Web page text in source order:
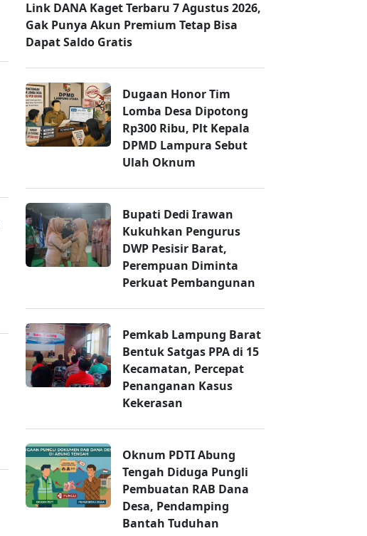
Link DANA Kaget Terbaru 7 Agustus 2026,
Gak Punya Akun Premium Tetap Bisa
Dapat Saldo Gratis
Dugaan Honor Tim
Lomba Desa Dipotong
Rp300 Ribu, Plt Kepala
DPMD Lampura Sebut
Ulah Oknum
Bupati Dedi Irawan
Kukuhkan Pengurus
DWP Pesisir Barat,
Perempuan Diminta
Perkuat Pembangunan
Pemkab Lampung Barat
Bentuk Satgas PPA di 15
Kecamatan, Percepat
Penanganan Kasus
Kekerasan
Oknum PDTI Abung
Tengah Diduga Pungli
Pembuatan RAB Dana
Desa, Pendamping
Bantah Tuduhan